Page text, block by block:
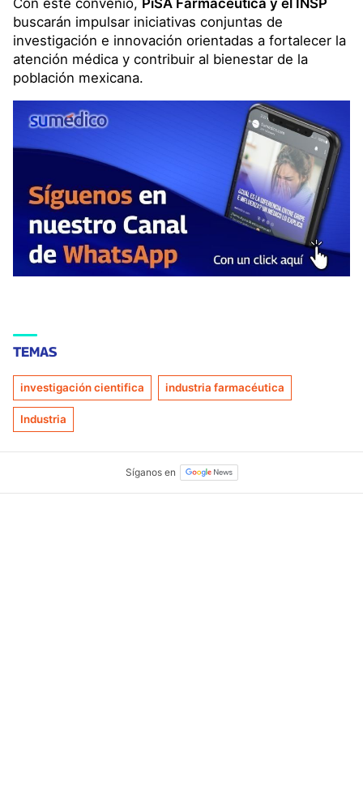
Con este convenio, PiSA Farmacéutica y el INSP
buscarán impulsar iniciativas conjuntas de
investigación e innovación orientadas a fortalecer la
atención médica y contribuir al bienestar de la
población mexicana.
TEMAS
investigación cientifica industria farmacéutica
Industria